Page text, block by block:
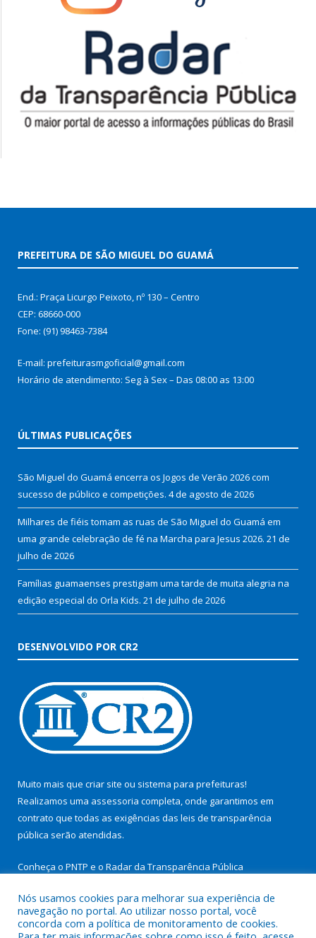
PREFEITURA DE SÃO MIGUEL DO GUAMÁ
End.: Praça Licurgo Peixoto, nº 130 – Centro
CEP: 68660-000
Fone: (91) 98463-7384
E-mail: prefeiturasmgoficial@gmail.com
Horário de atendimento: Seg à Sex – Das 08:00 as 13:00
ÚLTIMAS PUBLICAÇÕES
São Miguel do Guamá encerra os Jogos de Verão 2026 com
sucesso de público e competições. 4 de agosto de 2026
Milhares de fiéis tomam as ruas de São Miguel do Guamá em
uma grande celebração de fé na Marcha para Jesus 2026. 21 de
julho de 2026
Famílias guamaenses prestigiam uma tarde de muita alegria na
edição especial do Orla Kids. 21 de julho de 2026
DESENVOLVIDO POR CR2
Muito mais que criar site ou sistema para prefeituras!
Realizamos uma assessoria completa, onde garantimos em
contrato que todas as exigências das leis de transparência
pública serão atendidas.
Conheça o PNTP e o Radar da Transparência Pública
Nós usamos cookies para melhorar sua experiência de
navegação no portal. Ao utilizar nosso portal, você
concorda com a política de monitoramento de cookies.